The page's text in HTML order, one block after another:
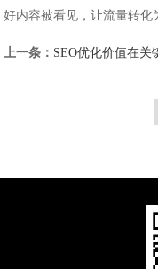
好内容被看见，让流量转化
上一条： SEO优化价值在关